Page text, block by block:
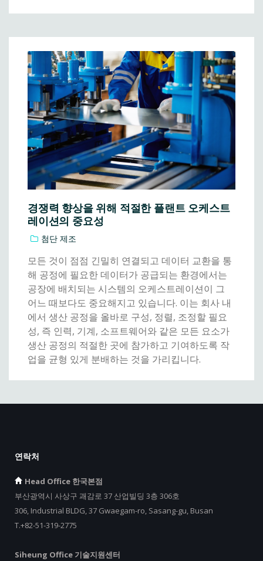
경쟁력 향상을 위해 적절한 플랜트 오케스트
레이션의 중요성
첨단 제조
모든 것이 점점 긴밀히 연결되고 데이터 교환을 통
해 공정에 필요한 데이터가 공급되는 환경에서는
공장에 배치되는 시스템의 오케스트레이션이 그
어느 때보다도 중요해지고 있습니다. 이는 회사 내
에서 생산 공정을 올바로 구성, 정렬, 조정할 필요
성, 즉 인력, 기계, 소프트웨어와 같은 모든 요소가
생산 공정의 적절한 곳에 참가하고 기여하도록 작
업을 균형 있게 분배하는 것을 가리킵니다.
연락처
Head Office 한국본점
부산광역시 사상구 괘감로 37 산업빌딩 3층 306호
306, Industrial BLDG, 37 Gwaegam-ro, Sasang-gu, Busan
T.+82-51-319-2775
Siheung Office 기술지원센터